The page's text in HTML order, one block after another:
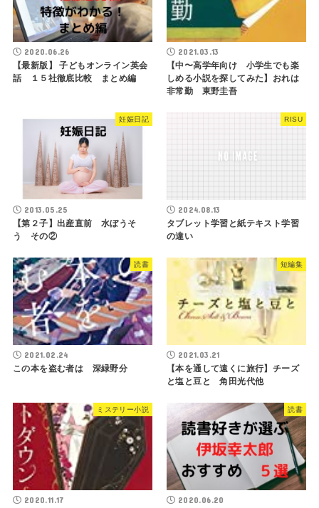
2020.06.26
【最新版】 子どもオンライン英会
話 １５社徹底比較 まとめ編
2021.03.13
【中〜高学年向け 小学生でも楽
しめる小説を探してみた】おれは
非常勤 東野圭吾
妊娠日記
2013.05.25
【第２子】出産直前 水ぼうそ
う その②
RISU
2024.08.13
タブレット学習と紙テキスト学習
の違い
読書
2021.02.24
この本を盗む者は 深緑野分
短編集
2021.03.21
【本を通して遠くに旅行】チーズ
と塩と豆と 角田光代他
ミステリー小説
2020.11.17
読書
2020.06.20